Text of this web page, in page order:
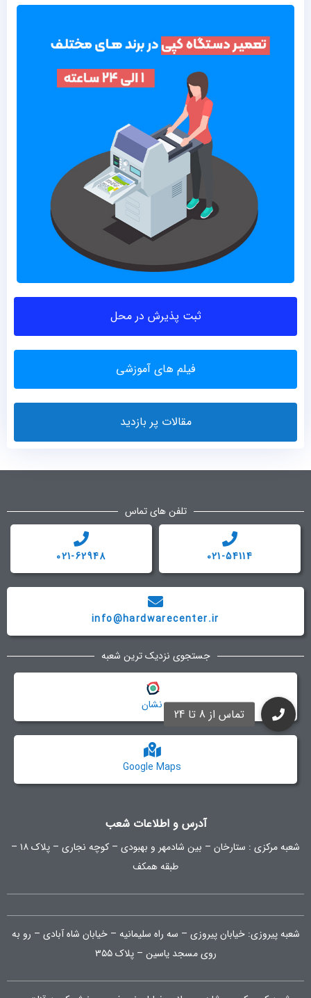
ثبت پذیرش در محل
فیلم های آموزشی
مقالات پر بازدید
آدرس و اطلاعات شعب
شعبه مرکزی :
ستارخان – بین شادمهر و بهبودی – کوچه نجاری – پلاک ۱۸ –
طبقه همکف
شعبه پیروزی: خیابان پیروزی – سه راه سلیمانیه – خیابان شاه آبادی – رو به
روی مسجد یاسین – پلاک ۳۵۵
تلفن های تماس
021-54114
021-62948
info@hardwarecenter.ir
جستجوی نزدیک ترین شعبه
Google Maps
نشان